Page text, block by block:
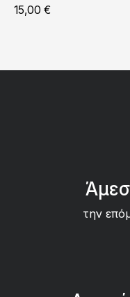
15,00 €
την